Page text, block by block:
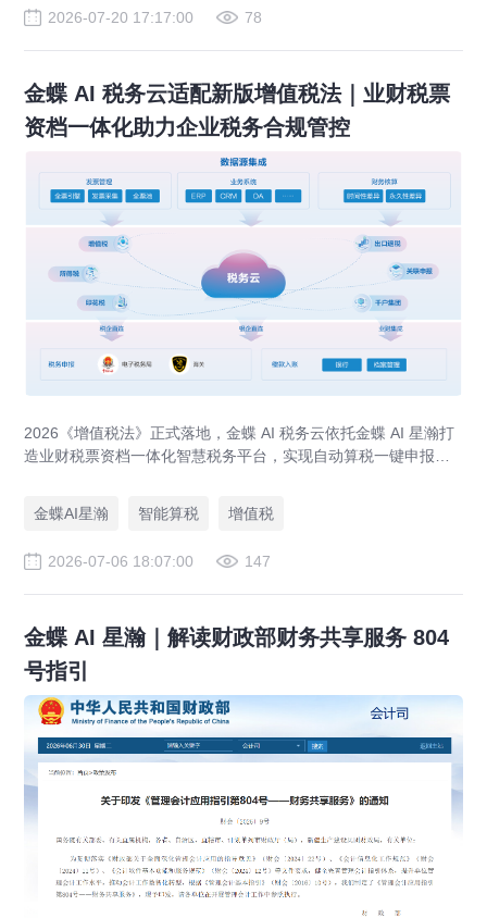
2026-07-20 17:17:00 78
金蝶 AI 税务云适配新版增值税法｜业财税票
资档一体化助力企业税务合规管控
2026《增值税法》正式落地，金蝶 AI 税务云依托金蝶 AI 星瀚打
造业财税票资档一体化智慧税务平台，实现自动算税一键申报、
式监管。
金蝶AI星瀚 智能算税 增值税
2026-07-06 18:07:00 147
金蝶 AI 星瀚｜解读财政部财务共享服务 804
号指引